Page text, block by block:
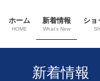
ホーム
HOME
新着情報
What’s New
ショ
新着情報